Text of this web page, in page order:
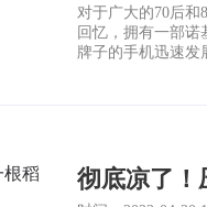
对于广大的70后和
回忆，拥有一部诺
牌子的手机迅速发
彻底凉了！